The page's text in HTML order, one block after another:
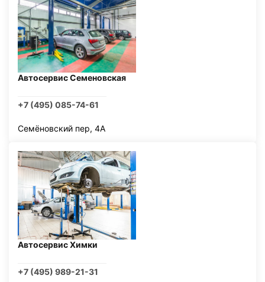
Автосервис Семеновская
+7 (495) 085-74-61
Семёновский пер, 4А
Автосервис Химки
+7 (495) 989-21-31